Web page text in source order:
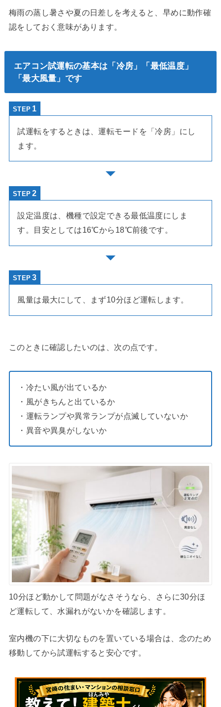
梅雨の蒸し暑さや夏の日差しを考えると、早めに動作確
認をしておく意味があります。
エアコン試運転の基本は「冷房」「最低温度」
「最大風量」です
STEP
試運転をするときは、運転モードを「冷房」にし
ます。
STEP
設定温度は、機種で設定できる最低温度にしま
す。目安としては16℃から18℃前後です。
STEP
風量は最大にして、まず10分ほど運転します。
このときに確認したいのは、次の点です。
・冷たい風が出ているか
・風がきちんと出ているか
・運転ランプや異常ランプが点滅していないか
・異音や異臭がしないか
10分ほど動かして問題がなさそうなら、さらに30分ほ
ど運転して、水漏れがないかを確認します。
室内機の下に大切なものを置いている場合は、念のため
移動してから試運転すると安心です。